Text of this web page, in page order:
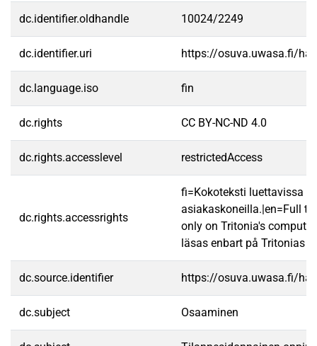
dc.identifier.oldhandle 10024/2249
dc.identifier.uri https://osuva.uwasa.fi/
dc.language.iso fin
dc.rights CC BY-NC-ND 4.0
dc.rights.accesslevel restrictedAccess
dc.rights.accessrights
fi=Kokoteksti luettavissa
asiakaskoneilla.|en=Full
only on Tritonia's
läsas enbart på Tritonias
dc.source.identifier https://osuva.uwasa.fi/
dc.subject Osaaminen